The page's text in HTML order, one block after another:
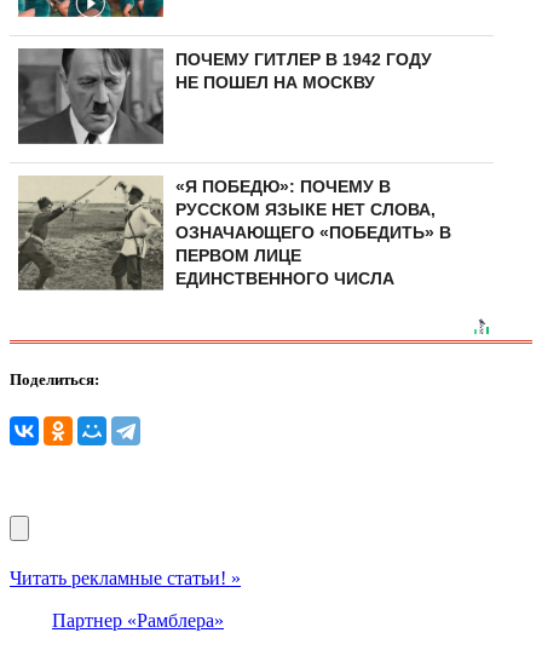
ПОЧЕМУ ГИТЛЕР В 1942 ГОДУ
НЕ ПОШЕЛ НА МОСКВУ
«Я ПОБЕДЮ»: ПОЧЕМУ В
РУССКОМ ЯЗЫКЕ НЕТ СЛОВА,
ОЗНАЧАЮЩЕГО «ПОБЕДИТЬ» В
ПЕРВОМ ЛИЦЕ
ЕДИНСТВЕННОГО ЧИСЛА
Поделиться:
Читать рекламные статьи! »
Партнер «Рамблера»